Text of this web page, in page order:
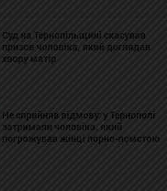
Суд на Тернопільщині скасував
призов чоловіка, який доглядав
хвору матір
Не сприйняв відмову: у Тернополі
затримали чоловіка, який
погрожував жінці порно-помстою